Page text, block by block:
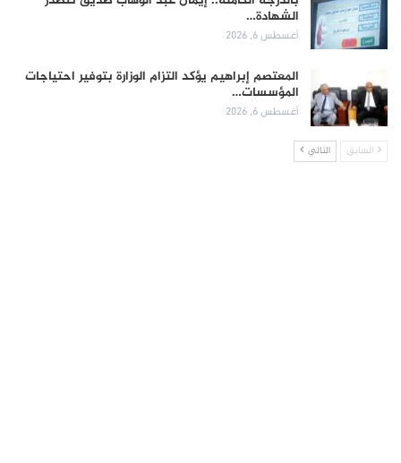
الشهادة…
أغسطس 6, 2026
المعتصم إبراهيم يؤكد التزام الوزارة بتوفير احتياجات
المؤسسات…
أغسطس 6, 2026
السابق التالي